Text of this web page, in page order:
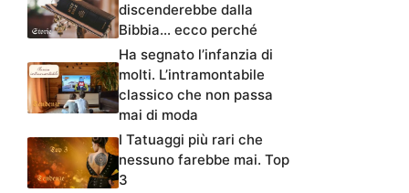
discenderebbe dalla
Bibbia… ecco perché
Ha segnato l’infanzia di
molti. L’intramontabile
classico che non passa
mai di moda
I Tatuaggi più rari che
nessuno farebbe mai. Top
3